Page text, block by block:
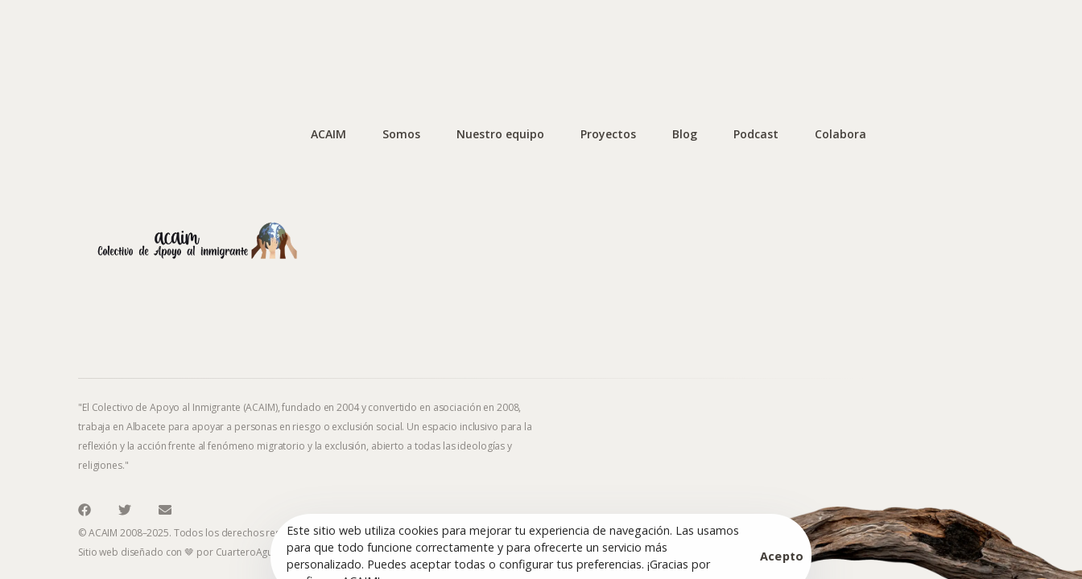
ACAIM Somos Nuestro equipo Proyectos Blog Podcast Colabora
"El Colectivo de Apoyo al Inmigrante (ACAIM), fundado en 2004 y convertido en asociación en 2008,
trabaja en Albacete para apoyar a personas en riesgo o exclusión social. Un espacio inclusivo para la
reflexión y la acción frente al fenómeno migratorio y la exclusión, abierto a todas las ideologías y
religiones."
© ACAIM 2008–2025. Todos los derechos reservados.
Sitio web diseñado con 🤎 por CuarteroAgurcia
Este sitio web utiliza cookies para mejorar tu experiencia de navegación. Las usamos
para que todo funcione correctamente y para ofrecerte un servicio más
personalizado. Puedes aceptar todas o configurar tus preferencias. ¡Gracias por
Acepto